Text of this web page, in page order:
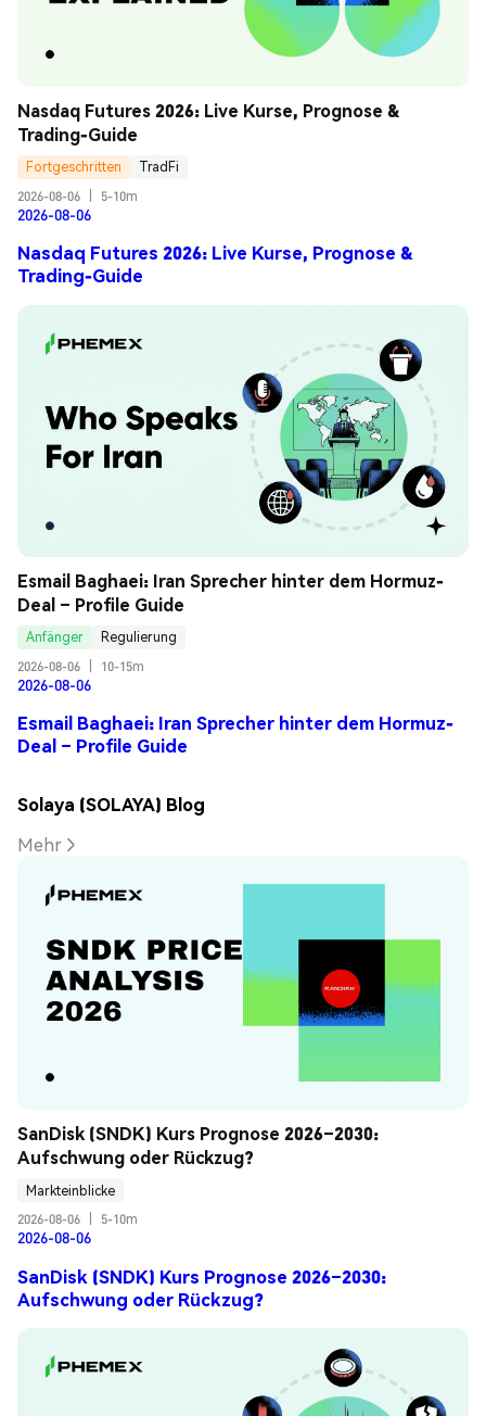
Nasdaq Futures 2026: Live Kurse, Prognose &
Trading-Guide
Fortgeschritten
TradFi
2026-08-06
5-10m
2026-08-06
Nasdaq Futures 2026: Live Kurse, Prognose &
Trading-Guide
Esmail Baghaei: Iran Sprecher hinter dem Hormuz-
Deal – Profile Guide
Anfänger
Regulierung
2026-08-06
10-15m
2026-08-06
Esmail Baghaei: Iran Sprecher hinter dem Hormuz-
Deal – Profile Guide
Solaya (SOLAYA) Blog
Mehr
SanDisk (SNDK) Kurs Prognose 2026–2030:
Aufschwung oder Rückzug?
Markteinblicke
2026-08-06
5-10m
2026-08-06
SanDisk (SNDK) Kurs Prognose 2026–2030:
Aufschwung oder Rückzug?